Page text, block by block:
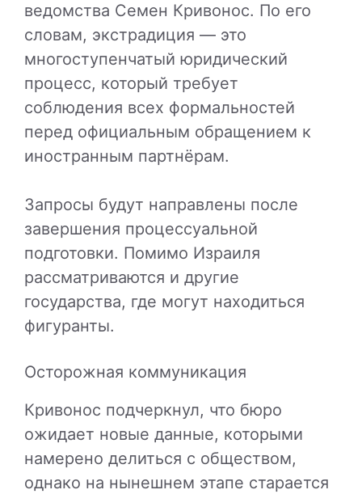
ведомства Семен Кривонос. По его
словам, экстрадиция — это
многоступенчатый юридический
процесс, который требует
соблюдения всех формальностей
перед официальным обращением к
иностранным партнёрам.
Запросы будут направлены после
завершения процессуальной
подготовки. Помимо Израиля
рассматриваются и другие
государства, где могут находиться
фигуранты.
Осторожная коммуникация
Кривонос подчеркнул, что бюро
ожидает новые данные, которыми
намерено делиться с обществом,
однако на нынешнем этапе старается